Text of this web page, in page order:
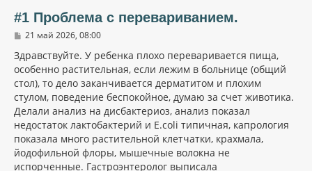
#1 Проблема с перевариванием.
С
о
б
щ
е
н
и
е
21 май 2026, 08:00
Здравствуйте. У ребенка плохо переваривается пища,
особенно растительная, если лежим в больнице (общий
стол), то дело заканчивается дерматитом и плохим
стулом, поведение беспокойное, думаю за счет животика.
Делали анализ на дисбактериоз, анализ показал
недостаток лактобактерий и Е.coli типичная, капрология
показала много растительной клетчатки, крахмала,
йодофильной флоры, мышечные волокна не
испорченные. Гастроэнтеролог выписала